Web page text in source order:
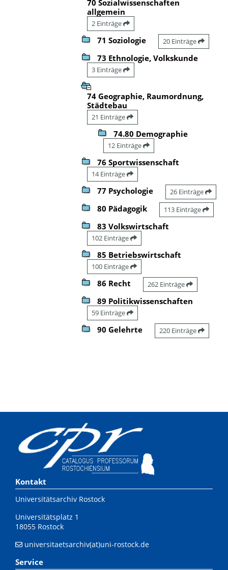
70 Sozialwissenschaften
allgemein
2 Einträge
71 Soziologie 20 Einträge
73 Ethnologie, Volkskunde
3 Einträge
74 Geographie, Raumordnung,
Städtebau
21 Einträge
74.80 Demographie
12 Einträge
76 Sportwissenschaft
14 Einträge
77 Psychologie 26 Einträge
80 Pädagogik 113 Einträge
83 Volkswirtschaft
102 Einträge
85 Betriebswirtschaft
100 Einträge
86 Recht 262 Einträge
89 Politikwissenschaften
59 Einträge
90 Gelehrte 220 Einträge
Kontakt
Universitätsarchiv Rostock
Universitätsplatz 1
18055 Rostock
universitaetsarchiv(at)uni-rostock.de
Service